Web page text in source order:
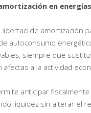
en
libertad de amortización
autoconsumo
siempre que
a la actividad
anticipar
liquidez sin alterar el